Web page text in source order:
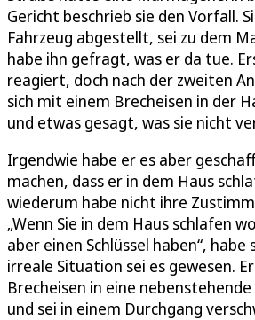
Gericht beschrieb sie den Vorfall.
Fahrzeug abgestellt, sei zu dem
habe ihn gefragt, was er da tue.
reagiert, doch nach der zweiten
sich mit einem Brecheisen in der
und etwas gesagt, was sie nicht
Irgendwie habe er es aber
machen, dass er in dem Haus
wiederum habe nicht ihre
„Wenn Sie in dem Haus schlafen
aber einen Schlüssel haben“, habe
irreale Situation sei es gewesen.
Brecheisen in eine
und sei in einem Durchgang